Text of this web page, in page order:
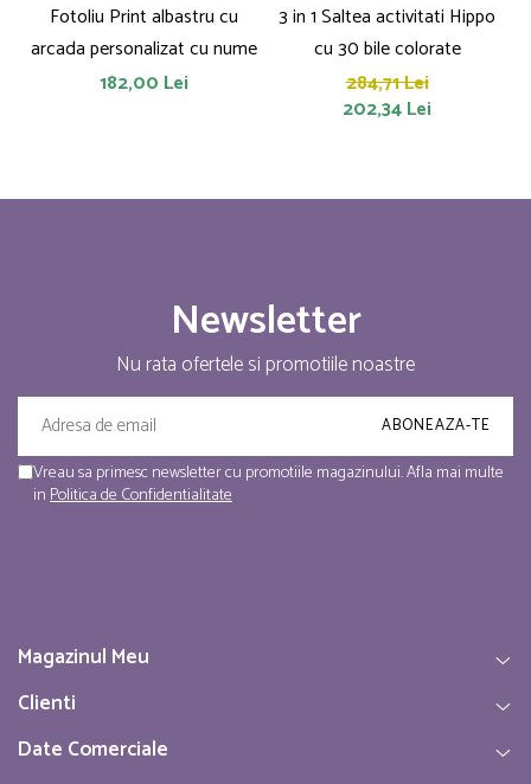
Fotoliu Print albastru cu
arcada personalizat cu nume
182,00 Lei
3 in 1 Saltea activitati Hippo
cu 30 bile colorate
284,71 Lei
202,34 Lei
Newsletter
Nu rata ofertele si promotiile noastre
Vreau sa primesc newsletter cu promotiile magazinului. Afla mai multe
inPolitica de Confidentialitate
Magazinul Meu
Clienti
Date Comerciale